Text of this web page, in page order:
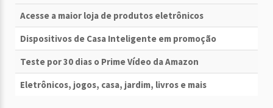
Acesse a maior loja de produtos eletrônicos
Dispositivos de Casa Inteligente em promoção
Teste por 30 dias o Prime Vídeo da Amazon
Eletrônicos, jogos, casa, jardim, livros e mais